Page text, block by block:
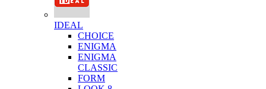
IDEAL
CHOICE
ENIGMA
ENIGMA
CLASSIC
FORM